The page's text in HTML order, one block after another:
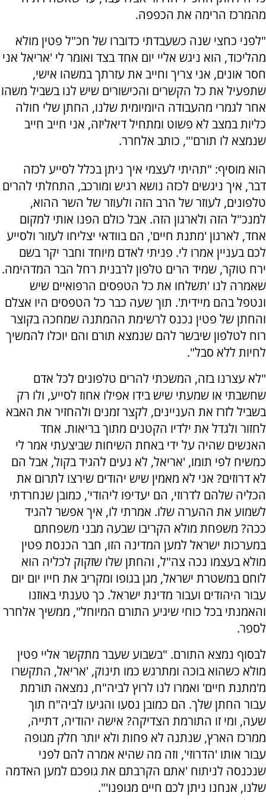
מהמרכז הרימה את הכפפה.
"לפני כחצי שנה כשעבדתי כדוברו של חכ"ל פטין מולא
מהליכוד, הוא ניגש אליי יום אחד בצד ואומר לי 'אריאל אני
חסר אונים, אני צריך וחייב את עזרתך במשהו אישי,
שתפעיל את כל הקשרים והכישורים שיש לנו בשביל משהו
אחר לגמרי מהעבודה היומיומית שלנו, החתן שלי חולה
כליות במצב לא פשוט ומתחיל דיאליזה, אני חייב חייב
שנמצא לו תורם'", כותב אלחרר.
הוא מוסיף: "תהיתי לעצמי איך ניתן בכלל לסייע לכזה
דבר, איך ניגשים לכזה נושא רגיש ומורכב, התחלתי להרים
טלפונים, לעוזר של הרב הזה ולעוזר של השר ההוא,
למנכ"ל הזה ולארגון הזה. אבל כולם הפנו אותי למקום
אחד, לארגון 'מתנת חיים', הם בוודאי יצליחו לעזור ולסייע
לכם בעניין אמרו לי. פניתי לאדם מיוחד וחבר יקר בשם
ירח טוקר, שמיד הרים טלפון לרבנית רחל הבר המדהימה.
שאמרה לנו 'תשלחו את כל הטפסים הרפואיים שיש
ונטפל בהם מיידית'. תוך שעה כבר כל הטפסים היו אצלם
והחתן של פטין נכנס לרשימת ההמתנה שמחכה בקוצר
רוח לטלפון שיבשר להם שנמצא תורם והם יוכלו להמשיך
לחיות ללא סבל".
"לא עצרנו בזה, המשכתי להרים טלפונים לכל אדם
שחשבתי או שמעתי שיש בידו אפילו אחוז לסייע, ולו רק
בשביל לזרז את העניינים, לקצר זמנים ולהחזיר את האבא
לחזור ולגדל את ילדיו הקטנים מתוך בריאות. אחד
האנשים שהיה על ידי באחת השיחות שביצעתי אמר לי
כמשיח לפי תומו, 'אריאל, לא נעים להגיד בקול, אבל הם
לא דרוזים? אני לא מאמין שיש יהודים שירצו לתרום את
הכליה שלהם לדרוזי, הם יעדיפו ליהודי', כמובן שנחרדתי
לשמוע את ההערה שלו. אמרתי לו, איך אפשר להגיד
ככה? משפחת מולא הקריבו שבעה מבני משפחתם
במערכות ישראל למען המדינה הזו, חבר הכנסת פטין
מולא בעצמו נכה צה"ל, והחתן שלו שזקוק לכליה הוא
לוחם במשטרת ישראל, מגן בגופו ומקריב את חייו יום יום
עבור היהודים ועבור מדינת ישראל. כך טענתי באוזנו
והאמנתי בכל כוחי שיגיע התורם המיוחל", ממשיך אלחרר
לספר.
לבסוף נמצא התורם. "בשבוע שעבר מתקשר אליי פטין
מולא כשהוא בוכה ומתרגש כמו תינוק, 'אריאל, התקשרו
מ'מתנת חיים' ואמרו לנו לרוץ לביה"ח, נמצאה תורמת
עבור החתן שלך. הם כמובן נסעו והגיעו לביה"ח תוך
שעה, ומי זו התורמת הצדיקה? אישה יהודיה, דתייה,
ממרכז הארץ, שנתנה לא פחות ולא יותר חלק מגופה
עבור אותו 'הדרוזי', וזה מה שהיא אמרה להם לפני
שנכנסה לניתוח 'אתם הקרבתם את גופכם למען האדמה
שלנו, אנחנו ניתן לכם חיים מגופנו'".